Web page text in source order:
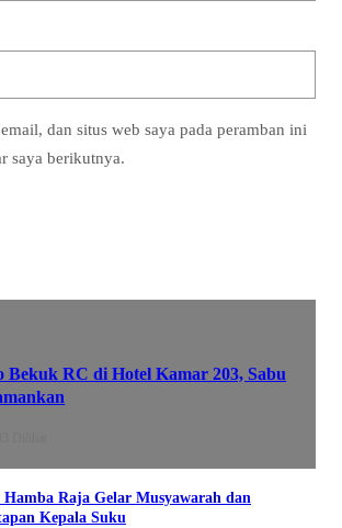
dan situs web saya pada peramban ini
saya berikutnya.
Bekuk RC di Hotel Kamar 203, Sabu
Hamba Raja Gelar Musyawarah dan
Kepala Suku